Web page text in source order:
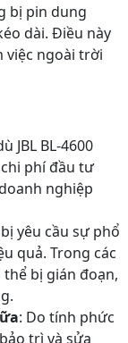
bị pin dung
dài. Điều này
việc ngoài trời
JBL BL-4600
phí đầu tư
nghiệp
yêu cầu sự phổ
quả. Trong các
bị gián đoạn,
: Do tính phức
trì và sửa